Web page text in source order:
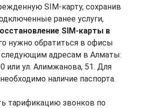
SIM-карту, сохранив
ранее услуги,
SIM-карты в
нужно обратиться в офисы
следующим адресам в Алматы:
или ул. Алимжанова, 51. Для
наличие паспорта.
тарификацию звонков по